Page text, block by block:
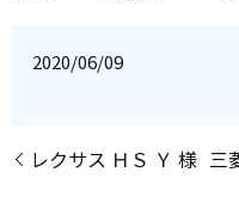
2020/06/09
レクサス ＨＳ Ｙ 様 三